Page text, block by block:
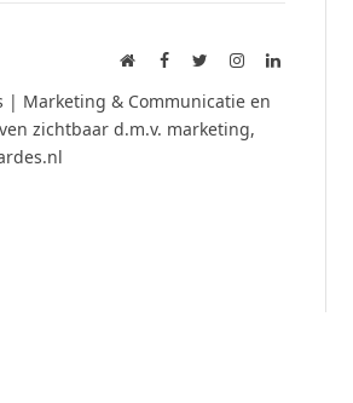
WebsiteFacebookTwitterInstagramLinkedIn
| Marketing & Communicatie en
zichtbaar d.m.v. marketing,